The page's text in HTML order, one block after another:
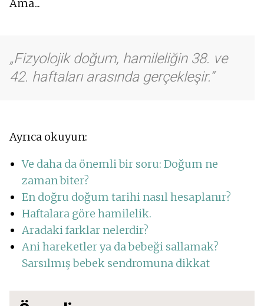
Ama...
Fizyolojik doğum, hamileliğin 38. ve
42. haftaları arasında gerçekleşir.
Ayrıca okuyun:
Ve daha da önemli bir soru: Doğum ne
zaman biter?
En doğru doğum tarihi nasıl hesaplanır?
Haftalara göre hamilelik.
Aradaki farklar nelerdir?
Ani hareketler ya da bebeği sallamak?
Sarsılmış bebek sendromuna dikkat